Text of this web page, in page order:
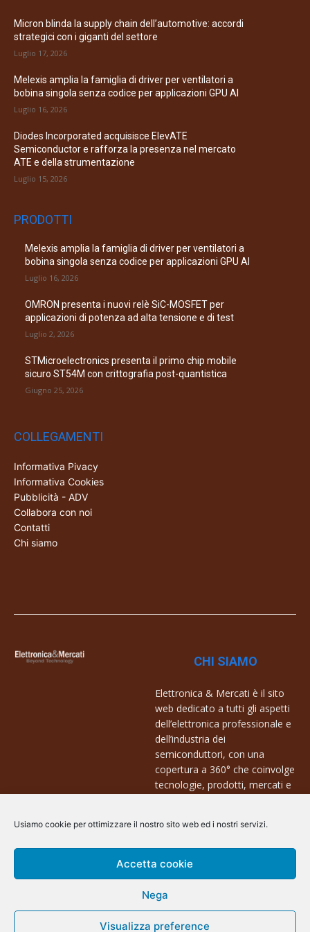
Usiamo cookie per ottimizzare il nostro sito web ed i nostri servizi.
Accetta cookie
Nega
Visualizza preference
Micron blinda la supply chain dell’automotive: accordi
strategici con i giganti del settore
Luglio 17, 2026
Melexis amplia la famiglia di driver per ventilatori a
bobina singola senza codice per applicazioni GPU AI
Luglio 16, 2026
Diodes Incorporated acquisisce ElevATE
Semiconductor e rafforza la presenza nel mercato
ATE e della strumentazione
Luglio 15, 2026
PRODOTTI
Melexis amplia la famiglia di driver per ventilatori a
bobina singola senza codice per applicazioni GPU AI
Luglio 16, 2026
OMRON presenta i nuovi relè SiC-MOSFET per
applicazioni di potenza ad alta tensione e di test
Luglio 2, 2026
STMicroelectronics presenta il primo chip mobile
sicuro ST54M con crittografia post-quantistica
Giugno 25, 2026
COLLEGAMENTI
Informativa Pivacy
Informativa Cookies
Pubblicità - ADV
Collabora con noi
Contatti
Chi siamo
CHI SIAMO
Elettronica & Mercati è il sito
web dedicato a tutti gli aspetti
dell’elettronica professionale e
dell’industria dei
semiconduttori, con una
copertura a 360° che coinvolge
tecnologie, prodotti, mercati e
Contatti:
info@arscommunication.it
@ArsCommunication 2023